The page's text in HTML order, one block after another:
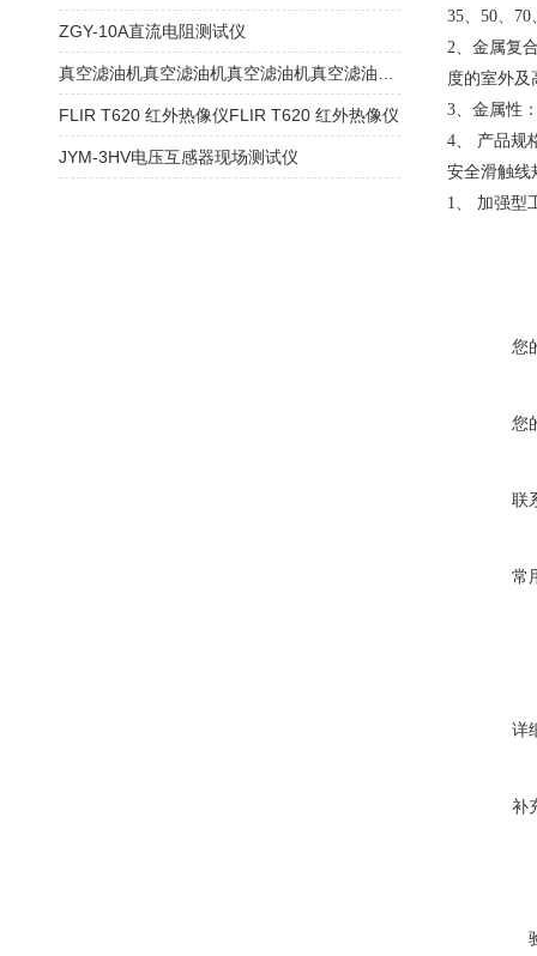
35、50、
2、金属复
度的室外及
3、金属性
4、 产品规
安全滑触线
1、 加强型
您
您
联
常
详
补
ZGY-10A直流电阻测试仪
FLIR T620 红外热像仪FLIR T620 红外热像仪
JYM-3HV电压互感器现场测试仪